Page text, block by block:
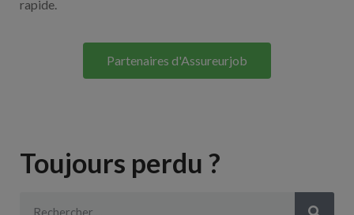
rapide.
Partenaires d'Assureurjob
Toujours perdu ?